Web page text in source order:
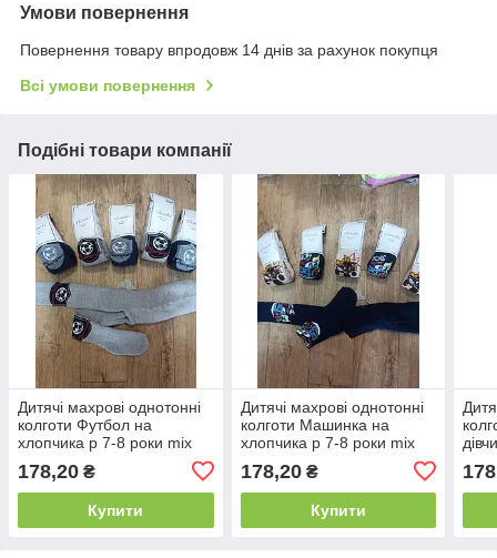
Умови повернення
Повернення товару впродовж 14 днів за рахунок покупця
Всі умови повернення
Подібні товари компанії
Дитячі махрові однотонні
колготи Футбол на
хлопчика р 7-8 роки mix
178,20 ₴
Купити
Дитячі махрові однотонні
колготи Машинка на
хлопчика р 7-8 роки mix
178,20₴
Купити